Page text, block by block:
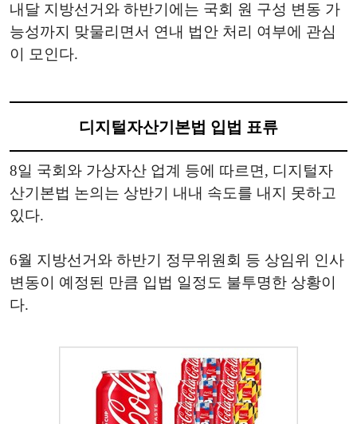
내달 지방선거와 하반기에는 국회 원 구성 변동 가
능성까지 맞물리면서 연내 법안 처리 여부에 관심
이 모인다.
디지털자산기본법 입법 표류
8일 국회와 가상자산 업계 등에 따르면, 디지털자
산기본법 논의는 상반기 내내 속도를 내지 못하고
있다.
6월 지방선거와 하반기 정무위원회 등 상임위 인사
변동이 예정된 만큼 입법 일정도 불투명한 상황이
다.